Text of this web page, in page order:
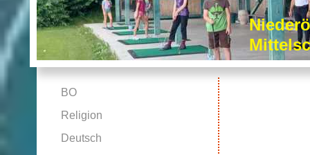
BO
Religion
Deutsch